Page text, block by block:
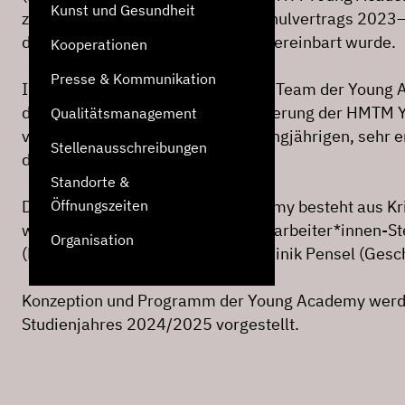
Kunst und Gesundheit
Kooperationen
Presse & Kommunikation
Qualitätsmanagement
Stellenausschreibungen
Standorte &
Öffnungszeiten
Organisation
zentralen Leitprojekte des Hochschulvertrags
dem Freistaat Bayern und HMTM vereinbart wurde.
In den nächsten Monaten wird das Team der Young
den Aufbau und die Institutionalisierung der HMTM
vornehmen, aufbauend auf dem langjährigen, sehr
der bisherigen Jugendakademie.
Das Team der HMTM Young Academy besteht aus
weiteren, noch zu besetzenden Mitarbeiter*innen-
(Künstlerische Leitung) sowie Dominik Pensel
Konzeption und Programm der Young Academy
Studienjahres 2024/2025 vorgestellt.